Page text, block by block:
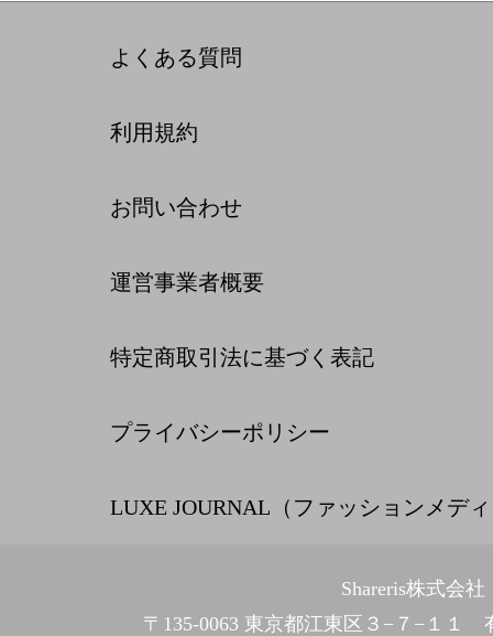
よくある質問
利用規約
お問い合わせ
運営事業者概要
特定商取引法に基づく表記
プライバシーポリシー
LUXE JOURNAL（ファッションメデ
Shareris株式会社
〒135-0063 東京都江東区３−７−１１